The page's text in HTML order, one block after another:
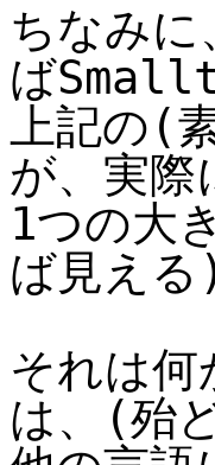
ちなみ
ば
上記の(
が、実
1つの大
ば見える
それは
は、(殆